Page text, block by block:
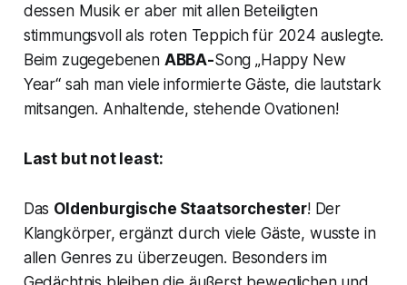
dessen Musik er aber mit allen Beteiligten
stimmungsvoll als roten Teppich für 2024 auslegte.
Beim zugegebenen ABBA-Song„Happy New
Year“sah man viele informierte Gäste, die lautstark
mitsangen. Anhaltende, stehende Ovationen!
Last but not least:
Das Oldenburgische Staatsorchester! Der
Klangkörper, ergänzt durch viele Gäste, wusste in
allen Genres zu überzeugen. Besonders im